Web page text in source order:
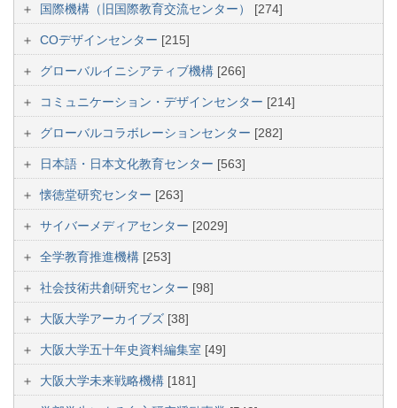
国際機構（旧国際教育交流センター） [274]
COデザインセンター [215]
グローバルイニシアティブ機構 [266]
コミュニケーション・デザインセンター [214]
グローバルコラボレーションセンター [282]
日本語・日本文化教育センター [563]
懐徳堂研究センター [263]
サイバーメディアセンター [2029]
全学教育推進機構 [253]
社会技術共創研究センター [98]
大阪大学アーカイブズ [38]
大阪大学五十年史資料編集室 [49]
大阪大学未来戦略機構 [181]